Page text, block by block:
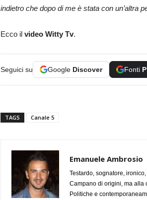
indietro che dopo di me è stata con un’altra
Ecco il video Witty Tv.
Seguici su Google Discover Fonti
TAGS Canale 5
Emanuele Ambrosio
Testardo, sognatore,
Campano di origini, ma alla
Politiche e